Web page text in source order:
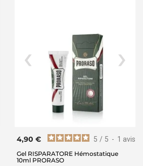
5 / 5 - 1 avis
4,90 €
Gel RISPARATORE Hémostatique
10ml PRORASO